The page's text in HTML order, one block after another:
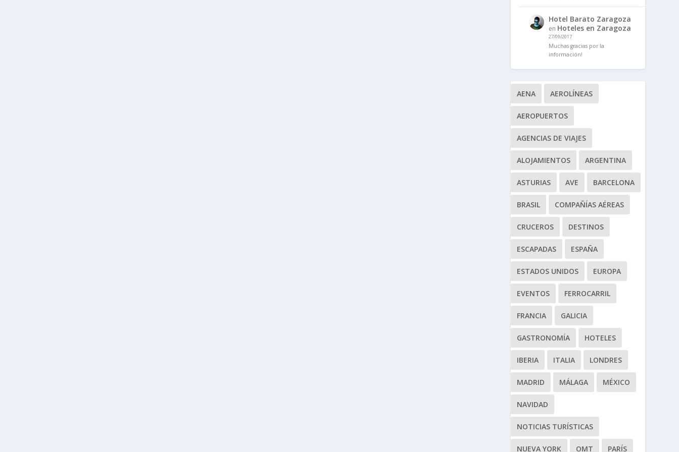
Hotel Barato Zaragoza
en Hoteles en Zaragoza
27/09/2017
Muchas gracias por la
información!
AENA AEROLÍNEAS
AEROPUERTOS
AGENCIAS DE VIAJES
ALOJAMIENTOS ARGENTINA
ASTURIAS AVE BARCELONA
BRASIL COMPAÑÍAS AÉREAS
CRUCEROS DESTINOS
ESCAPADAS ESPAÑA
ESTADOS UNIDOS EUROPA
EVENTOS FERROCARRIL
FRANCIA GALICIA
GASTRONOMÍA HOTELES
IBERIA ITALIA LONDRES
MADRID MÁLAGA MÉXICO
NAVIDAD
NOTICIAS TURÍSTICAS
NUEVA YORK OMT PARÍS